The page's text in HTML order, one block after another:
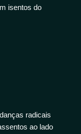
isentos do
radicais
ao lado